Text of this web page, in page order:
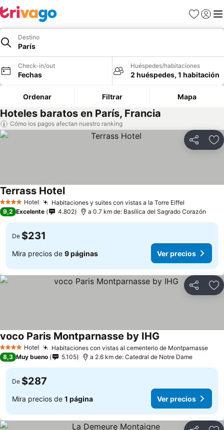
Favoritos
Iniciar
Destino
París
Check-in/out
Fechas
Huéspedes/habitaciones
2 huéspedes, 1 habitación
Ordenar Filtrar Mapa
Hoteles baratos en París, Francia
Cómo los pagos afectan nuestro ranking
Compartir
4 EstrellasHotel Habitaciones y suites con vistas a la Torre Eiffel
Terrass Hotel
9,2 Excelente 4.802 a 0.7 km de: Basílica del Sagrado Corazón
De $231
Mira precios de 9 páginas Ver precios
Compartir
4 EstrellasHotel Habitaciones con vistas al cementerio de Montparnasse
voco Paris Montparnasse by IHG
8,3 Muy bueno 5.105 a 2.6 km de: Catedral de Notre Dame
De $287
Mira precios de 1 página Ver precios